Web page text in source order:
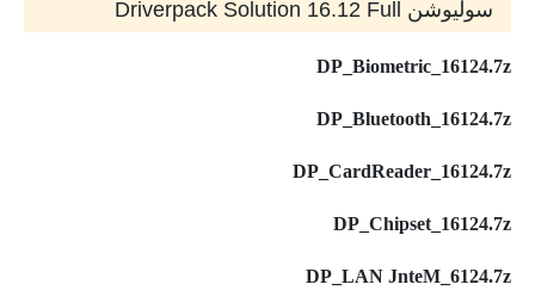
سوليوشن Driverpack Solution 16.12 Full
DP_Biometric_16124.7z
DP_Bluetooth_16124.7z
DP_CardReader_16124.7z
DP_Chipset_16124.7z
DP_LAN JnteM_6124.7z